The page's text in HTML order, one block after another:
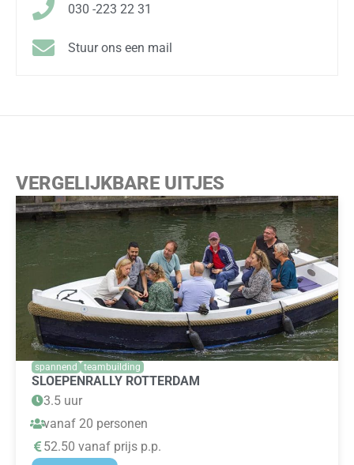
030 -223 22 31
Stuur ons een mail
VERGELIJKBARE UITJES
spannend teambuilding
SLOEPENRALLY ROTTERDAM
3.5 uur
vanaf 20 personen
52.50 vanaf prijs p.p.